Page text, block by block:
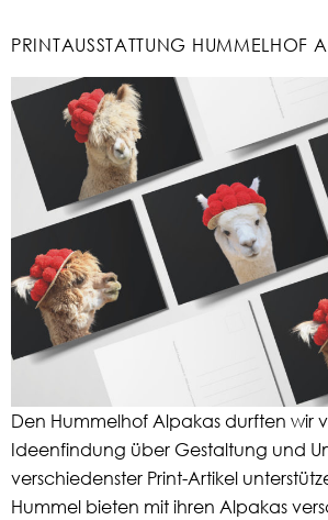
PRINTAUSSTATTUNG HUMMELHOF
Den Hummelhof Alpakas durften wir
Ideenfindung über Gestaltung und
verschiedenster Print-Artikel
Hummel bieten mit ihren Alpakas